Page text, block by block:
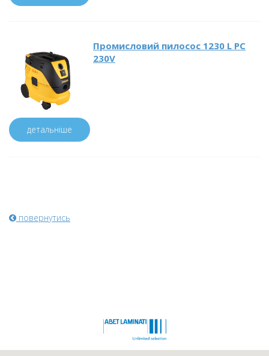
Промисловий пилосос 1230 L PC
230V
детальніше
повернутись